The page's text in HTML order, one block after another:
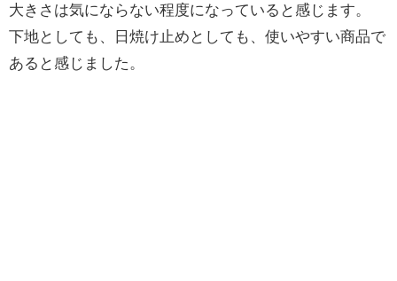
大きさは気にならない程度になっていると感じます。
下地としても、日焼け止めとしても、使いやすい商品で
あると感じました。